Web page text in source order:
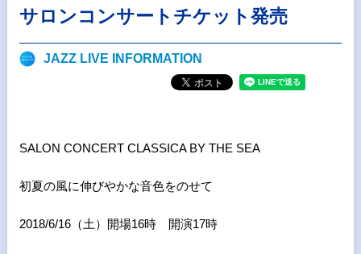
サロンコンサートチケット発売
JAZZ LIVE INFORMATION
SALON CONCERT CLASSICA BY THE SEA
初夏の風に伸びやかな音色をのせて
2018/6/16（土）開場16時 開演17時